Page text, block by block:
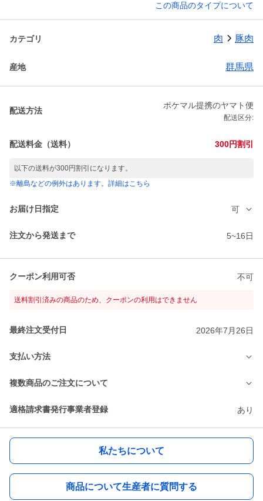
この商品のタイプについて
カテゴリ 肉 豚肉
産地 群馬県
配送方法
ポケマル提携のヤマト便
配送区分:
配送料金（送料） 300円割引
以下の送料が300円割引になります。
※離島などの例外はあります。詳細はこちら
お届け日指定 可
注文から発送まで 5~16日
クーポン利用可否 不可
送料割引済みの商品のため、クーポンの利用はできません
最終注文受付日 2026年7月26日
支払い方法
複数商品のご注文について
適格請求書発行事業者登録 あり
私たちについて
商品について生産者に質問する